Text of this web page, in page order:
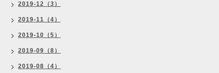
2019-12（3）
2019-11（4）
2019-10（5）
2019-09（8）
2019-08（4）